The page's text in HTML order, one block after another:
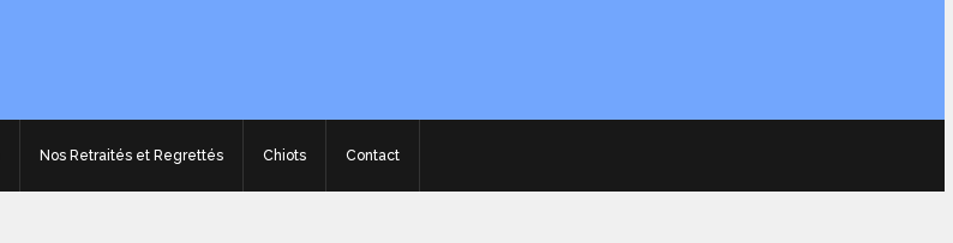
Nos Retraités et Regrettés Chiots Contact